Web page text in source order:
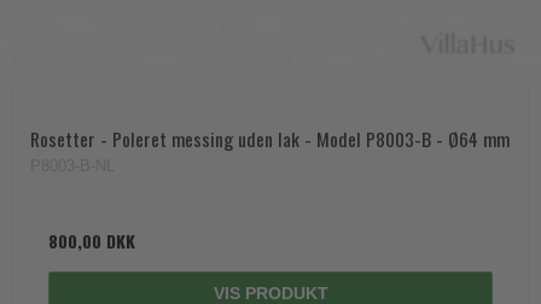
Rosetter - Poleret messing uden lak - Model P8003-B - Ø64 mm
800,00 DKK
VIS PRODUKT